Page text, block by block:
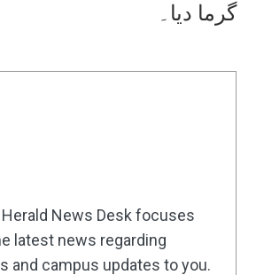
گرما دیا۔
News Desk focuses
latest news regarding
and campus updates to you.